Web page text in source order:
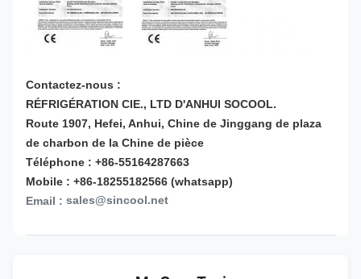
Contactez-nous :
RÉFRIGÉRATION CIE., LTD D'ANHUI SOCOOL.
Route 1907, Hefei, Anhui, Chine de Jinggang de plaza
de charbon de la Chine de pièce
Téléphone : +86-55164287663
Mobile : +86-18255182566 (whatsapp)
Email : sales@sincool.net